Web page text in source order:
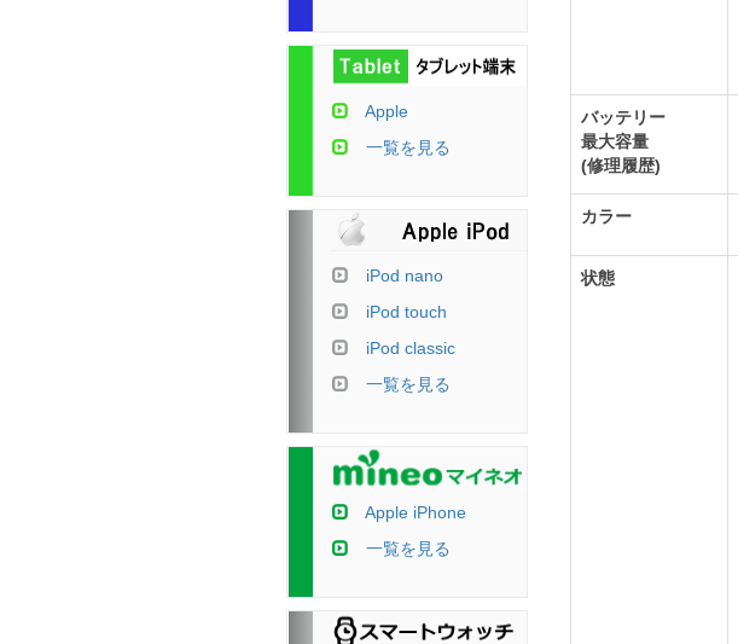
バッテリー
最大容量
(修理履歴)
カラー
状態
Apple
一覧を見る
iPod nano
iPod touch
iPod classic
一覧を見る
Apple iPhone
一覧を見る